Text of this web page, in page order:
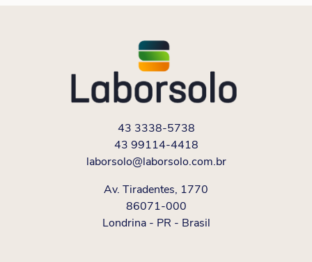
43 3338-5738
43 99114-4418
laborsolo@laborsolo.com.br
Av. Tiradentes, 1770
86071-000
Londrina - PR - Brasil